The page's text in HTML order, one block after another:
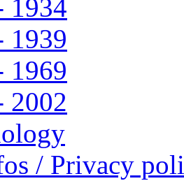
1934
1939
1969
2002
/ Privacy